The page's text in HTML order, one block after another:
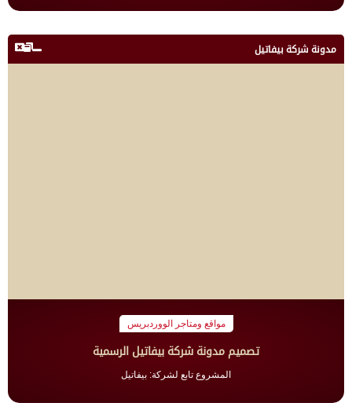
مدونة شركة بيفاتيل
مواقع ومتاجر الووردبريس
تصميم مدونة شركة بيفاتيل الرسمية
المشروع تابع لشركة: بيفاتيل